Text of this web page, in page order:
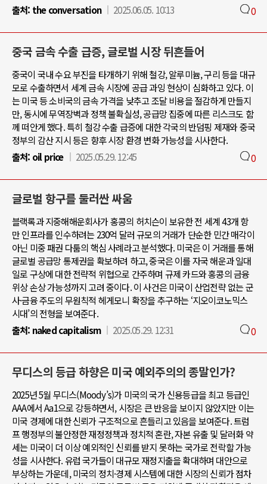
출처: the conversation 2025.06.05. 10:13 0
중국 금속 수출 급증, 글로벌 시장 뒤흔들어
중국이 국내 수요 부진을 타개하기 위해 철강, 알루미늄, 구리 등을 대규
모로 수출하면서 세계 금속 시장에 공급 과잉 현상이 심화하고 있다. 이
는 미국 등 소비국의 금속 가격을 낮추고 조달 비용을 절감하게 만들지
만, 동시에 무역장벽과 정책 불확실성, 공급망 집중에 따른 리스크도 함
께 떠안게 했다. 특히 철강 수출 급증에 대한 각국의 반덤핑 제재와 중국
정부의 감산 지시 등은 향후 시장 환경 변화 가능성을 시사한다.
출처: oil price 2025.05.29. 12:45 0
글로벌 항구를 둘러싼 싸움
블랙록과 지중해해운회사가 홍콩의 허치슨이 보유한 전 세계 43개 항
만 인프라를 인수하려는 230억 달러 규모의 거래가 단순한 민간 매각이
아닌 미중 패권 다툼의 핵심 사례라고 분석했다. 미국은 이 거래를 통해
글로벌 공급망 통제권을 확보하려 하고, 중국은 이를 자국 해운과 일대
일로 구상에 대한 전략적 위협으로 간주하며 규제 카드와 홍콩의 금융
위상 손상 가능성까지 고려 중이다. 이 사건은 미국이 산업전략 없는 군
사·금융 주도의 무원칙적 헤게모니 확장을 추구하는 ‘지오이코노믹스
시대’의 전형을 보여준다.
출처: naked capitalism 2025.05.29. 12:31 0
무디스의 등급 하향은 미국 예외주의의 종말인가?
2025년 5월 무디스(Moody’s)가 미국의 국가 신용등급을 최고 등급인
AAA에서 Aa1으로 강등하면서, 시장은 큰 반응을 보이지 않았지만 이는
미국 경제에 대한 신뢰가 구조적으로 흔들리고 있음을 보여준다. 트럼
프 행정부의 불안정한 재정정책과 정치적 혼란, 자본 유출 및 달러화 약
세는 미국이 더 이상 예외적인 신뢰를 받지 못하는 국가로 전락할 가능
성을 시사한다. 유럽 국가들이 대규모 재정지출을 확대하며 대안으로
부상하는 가운데, 미국의 정치·경제 시스템에 대한 시장의 신뢰가 점차